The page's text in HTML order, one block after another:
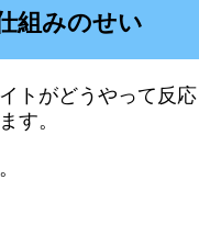
組みのせい
トがどうやって反
す。